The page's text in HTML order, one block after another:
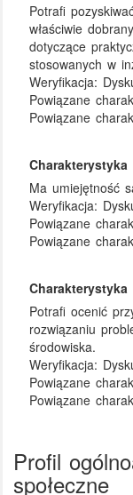
Potrafi
właściwie
dotyczące
stosowanych w
Weryfikacja:
Powiązane
Powiązane
Charakterystyka
Ma umiejętność
Weryfikacja:
Powiązane
Powiązane
Charakterystyka
Potrafi ocenić
rozwiązaniu
środowiska.
Weryfikacja:
Powiązane
Powiązane
Profil
społeczne